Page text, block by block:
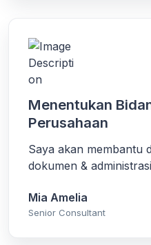
Menentukan
Perusahaan
Saya akan membantu
dokumen &
Mia Amelia
Senior Consultant